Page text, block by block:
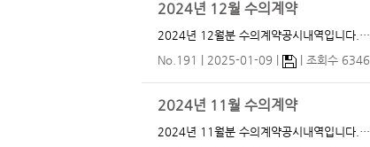
2024년 12월 수의계약
2024년 12월분 수의계약공시내역입니다.…
No.191
2025-01-09 조회수 6346
2024년 11월 수의계약
2024년 11월분 수의계약공시내역입니다.…